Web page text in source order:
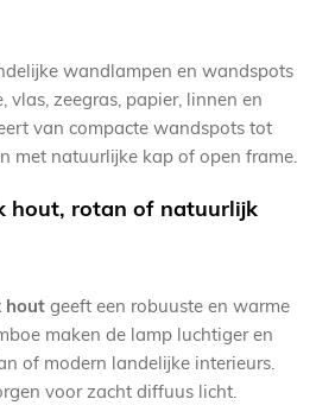
wandlampen en wandspots
vlas, zeegras, papier, linnen en
van compacte wandspots tot
met natuurlijke kap of open frame.
hout, rotan of natuurlijk
hout geeft een robuuste en warme
maken de lamp luchtiger en
of modern landelijke interieurs.
voor zacht diffuus licht.